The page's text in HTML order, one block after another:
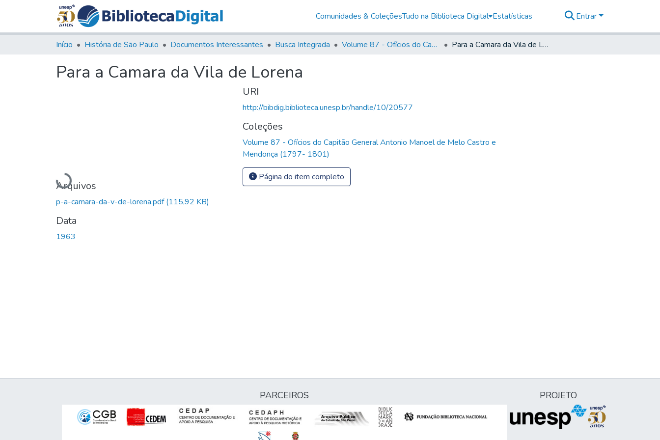
Comunidades & ColeçõesTudo na Biblioteca Digital Estatísticas Entrar
Início História de São Paulo Documentos Interessantes Busca Integrada Volume 87 - Ofícios do Capitão General Antonio Manoel de Melo Castro e Mendonça (1797- 1801) Para a Camara da Vila de Lorena
Para a Camara da Vila de Lorena
Carregando...
Arquivos
p-a-camara-da-v-de-lorena.pdf(115,92 KB)
Data
1963
URI
http://bibdig.biblioteca.unesp.br/handle/10/20577
Coleções
Volume 87 - Ofícios do Capitão General Antonio Manoel de Melo Castro e
Mendonça (1797- 1801)
Página do item completo
PARCEIROS PROJETO